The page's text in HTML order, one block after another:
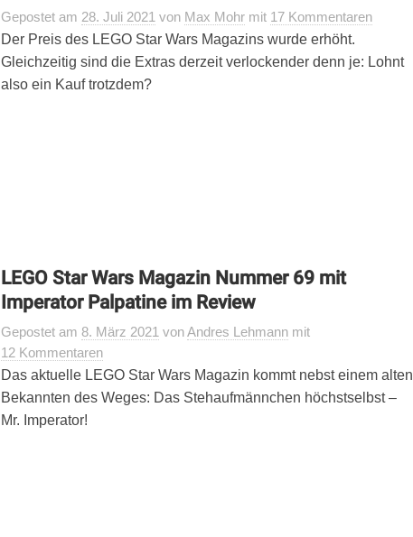
Gepostetam 28. Juli 2021 von Max Mohr mit 17 Kommentaren
Der Preis des LEGO Star Wars Magazins wurde erhöht.
Gleichzeitig sind die Extras derzeit verlockender denn je: Lohnt
also ein Kauf trotzdem?
LEGO Star Wars Magazin Nummer 69 mit
Imperator Palpatine im Review
Gepostetam 8. März 2021 vonAndres Lehmann mit
12 Kommentaren
Das aktuelle LEGO Star Wars Magazin kommt nebst einem alten
Bekannten des Weges: Das Stehaufmännchen höchstselbst –
Mr. Imperator!